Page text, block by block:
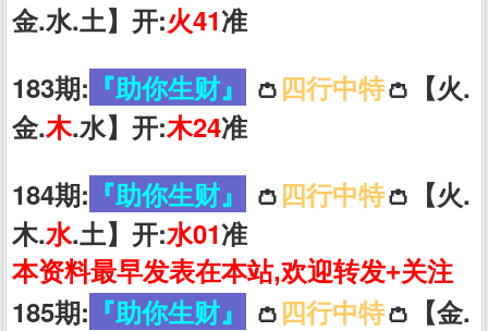
金.水.土】开:火41准
183期: 『助你生财』 👛四行中特👛【火.
金.木.水】开:木24准
184期: 『助你生财』 👛四行中特👛【火.
木.水.土】开:水01准
本资料最早发表在本站,欢迎转发+关注
185期: 『助你生财』 👛四行中特👛【金.